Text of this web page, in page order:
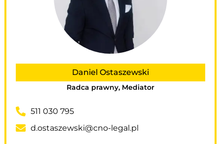
Daniel Ostaszewski
Radca prawny, Mediator
511 030 795
d.ostaszewski@cno-legal.pl